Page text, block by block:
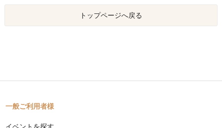
トップページへ戻る
一般ご利用者様
イベントを探す